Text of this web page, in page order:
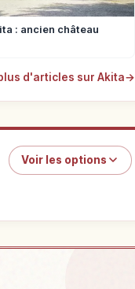
: ancien château
d'articles sur Akita→
Voir les options